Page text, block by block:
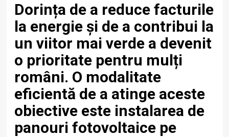
Dorința de a reduce facturile
la energie și de a contribui la
un viitor mai verde a devenit
o prioritate pentru mulți
români. O modalitate
eficientă de a atinge aceste
obiective este instalarea de
panouri fotovoltaicepe